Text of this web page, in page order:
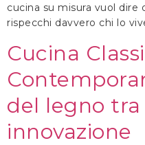
cucina su misura vuol
rispecchi davvero chi lo
Cucina
del legno
innovazione